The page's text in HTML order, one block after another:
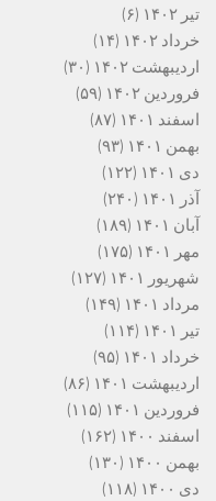
تیر ۱۴۰۲
(۶)
خرداد ۱۴۰۲
(۱۴)
اردیبهشت ۱۴۰۲
(۳۰)
فروردین ۱۴۰۲
(۵۹)
اسفند ۱۴۰۱
(۸۷)
بهمن ۱۴۰۱
(۹۳)
دی ۱۴۰۱
(۱۲۲)
آذر ۱۴۰۱
(۲۴۰)
آبان ۱۴۰۱
(۱۸۹)
مهر ۱۴۰۱
(۱۷۵)
شهریور ۱۴۰۱
(۱۲۷)
مرداد ۱۴۰۱
(۱۴۹)
تیر ۱۴۰۱
(۱۱۴)
خرداد ۱۴۰۱
(۹۵)
اردیبهشت ۱۴۰۱
(۸۶)
فروردین ۱۴۰۱
(۱۱۵)
اسفند ۱۴۰۰
(۱۶۲)
بهمن ۱۴۰۰
(۱۳۰)
دی ۱۴۰۰
(۱۱۸)